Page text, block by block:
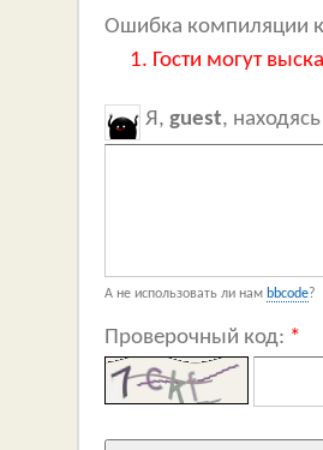
Ошибка компиляции
Гости могут
Я, guest,
А не использовать ли нам bbcode?
Проверочный код: *